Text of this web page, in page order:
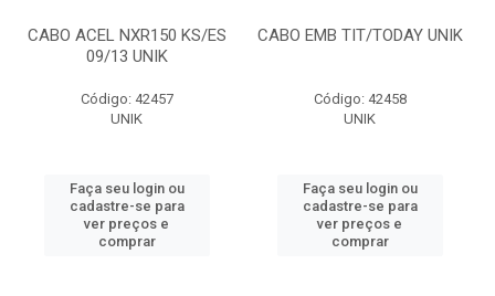
CABO ACEL NXR150 KS/ES
09/13 UNIK
Código: 42457
UNIK
Faça seu login ou
cadastre-se para
ver preços e
comprar
CABO EMB TIT/TODAY UNIK
Código: 42458
UNIK
Faça seu login ou
cadastre-se para
ver preços e
comprar